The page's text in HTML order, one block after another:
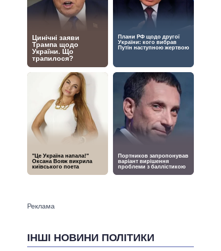
ІНШІ НОВИНИ ПОЛІТИКИ